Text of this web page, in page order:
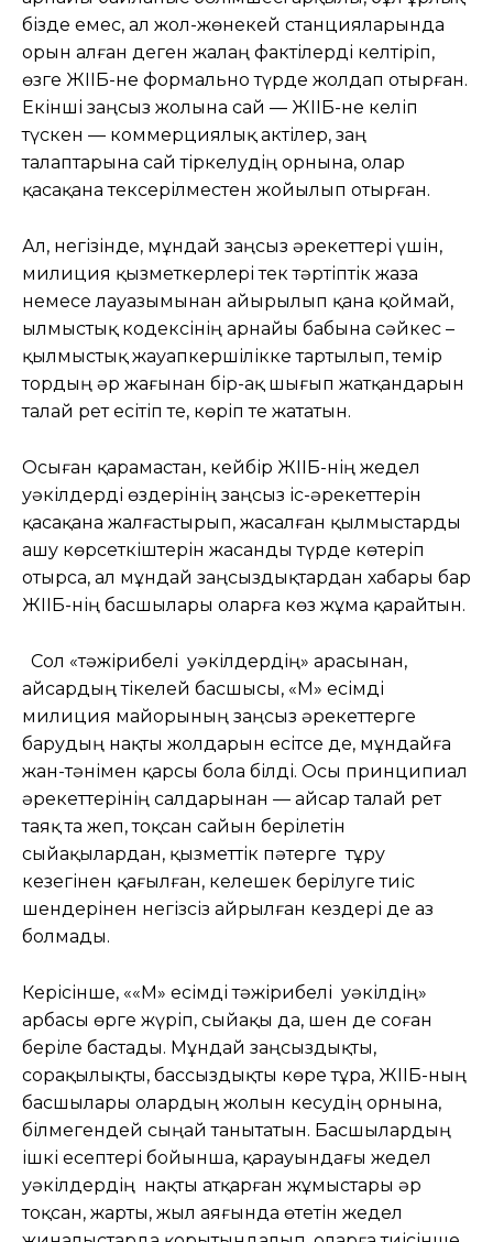
бізде емес, ал жол-жөнекей станцияларында
орын алған деген жалаң фактілерді келтіріп,
өзге ЖІІБ-не формально түрде жолдап отырған.
Екінші заңсыз жолына сай — ЖІІБ-не келіп
түскен — коммерциялық актілер, заң
талаптарына сай тіркелудің орнына, олар
қасақана тексерілместен жойылып отырған.
Ал, негізінде, мұндай заңсыз әрекеттері үшін,
милиция қызметкерлері тек тәртіптік жаза
немесе лауазымынан айырылып қана қоймай,
Қылмыстық кодексінің арнайы бабына сәйкес –
қылмыстық жауапкершілікке тартылып, темір
тордың әр жағынан бір-ақ шығып жатқандарын
талай рет есітіп те, көріп те жататын.
Осыған қарамастан, кейбір ЖІІБ-нің жедел
уәкілдерді өздерінің заңсыз іс-әрекеттерін
қасақана жалғастырып, жасалған қылмыстарды
ашу көрсеткіштерін жасанды түрде көтеріп
отырса, ал мұндай заңсыздықтардан хабары бар
ЖІІБ-нің басшылары оларға көз жұма қарайтын.
Сол «тәжірибелі уәкілдердің» арасынан,
Қайсардың тікелей басшысы, «М» есімді
милиция майорының заңсыз әрекеттерге
барудың нақты жолдарын есітсе де, мұндайға
жан-тәнімен қарсы бола білді. Осы принципиал
әрекеттерінің салдарынан — Қайсар талай рет
таяқ та жеп, тоқсан сайын берілетін
сыйақылардан, қызметтік пәтерге тұру
кезегінен қағылған, келешек берілуге тиіс
шендерінен негізсіз айрылған кездері де аз
болмады.
Керісінше, ««М» есімді тәжірибелі уәкілдің»
арбасы өрге жүріп, сыйақы да, шен де соған
беріле бастады. Мұндай заңсыздықты,
сорақылықты, бассыздықты көре тұра, ЖІІБ-ның
басшылары олардың жолын кесудің орнына,
білмегендей сыңай танытатын. Басшылардың
ішкі есептері бойынша, қарауындағы жедел
уәкілдердің нақты атқарған жұмыстары әр
тоқсан, жарты, жыл аяғында өтетін жедел